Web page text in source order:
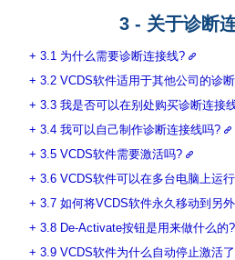
3 - 关于诊断
3.1 为什么需要诊断连接线?
3.2 VCDS软件适用于其他公司的诊
3.3 我是否可以在别处购买诊断连接
3.4 我可以自己制作诊断连接线吗?
3.5 VCDS软件需要激活吗?
3.6 VCDS软件可以在多台电脑上运
3.7 如何将VCDS软件永久移动到另
3.8 De-Activate按钮是用来做什么的?
3.9 VCDS软件为什么自动停止激活